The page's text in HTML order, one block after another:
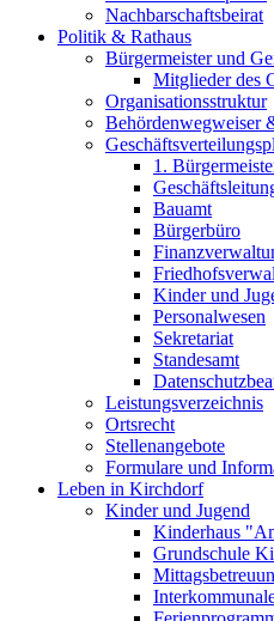
Nachbarschaftsbeirat
Politik & Rathaus
Bürgermeister und
Mitglieder des
Organisationsstruktur
Behördenwegweiser
1.
Bauamt
Bürgerbüro
Kinder und
Personalwesen
Sekretariat
Standesamt
Leistungsverzeichnis
Ortsrecht
Stellenangebote
Formulare und
Leben in Kirchdorf
Kinder und Jugend
Kinderhaus
Grundschule